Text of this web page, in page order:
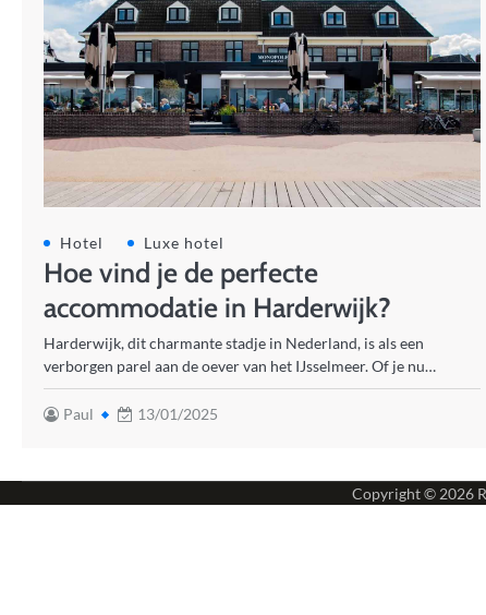
Hotel Luxe hotel
Hoe vind je de perfecte
accommodatie in Harderwijk?
Harderwijk, dit charmante stadje in Nederland, is als een
verborgen parel aan de oever van het IJsselmeer. Of je nu…
Paul 13/01/2025
Copyright © 2026